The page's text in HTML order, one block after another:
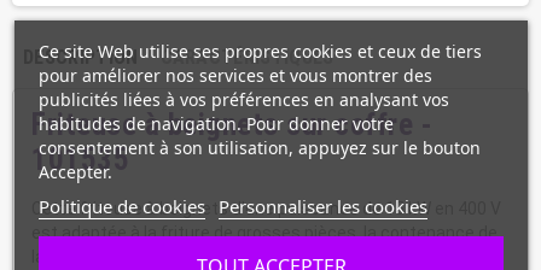
DESCRIPTION CARACTÉRISTIQUES
Friteuse à beignets sur coffre -
101535
Cette friteuse à beignets d'une puissance de 15 kW en 400 V
est adaptée à la friture de grosses pièces, la contenance de
la cuve est de 30 litres avec une grande zone froide. La
Ce site Web utilise ses propres cookies et ceux de tiers
pour améliorer nos services et vous montrer des
publicités liées à vos préférences en analysant vos
habitudes de navigation. Pour donner votre
consentement à son utilisation, appuyez sur le bouton
Accepter.
Politique de cookies Personnaliser les cookies